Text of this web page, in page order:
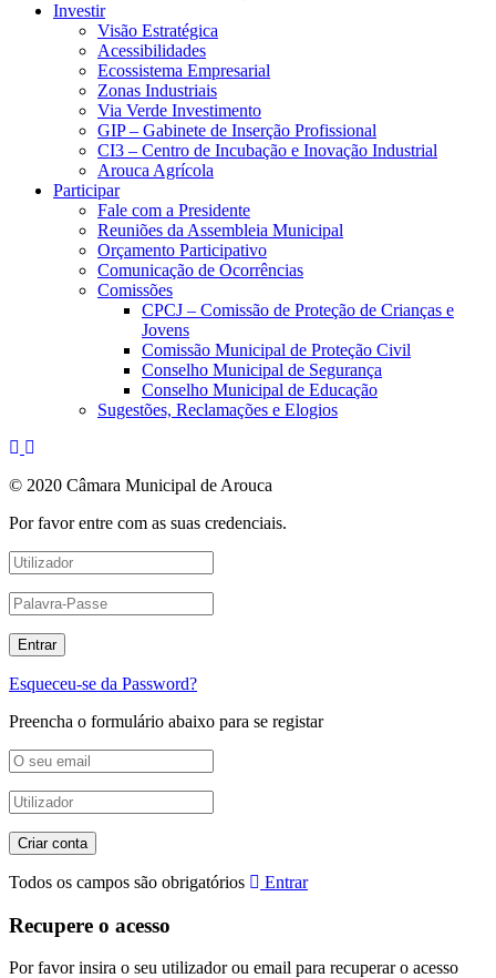
Investir
Visão Estratégica
Acessibilidades
Ecossistema Empresarial
Zonas Industriais
Via Verde Investimento
GIP – Gabinete de Inserção Profissional
CI3 – Centro de Incubação e Inovação Industrial
Arouca Agrícola
Participar
Fale com a Presidente
Reuniões da Assembleia Municipal
Orçamento Participativo
Comunicação de Ocorrências
Comissões
CPCJ – Comissão de Proteção de Crianças e
Jovens
Comissão Municipal de Proteção Civil
Conselho Municipal de Segurança
Conselho Municipal de Educação
Sugestões, Reclamações e Elogios
© 2020 Câmara Municipal de Arouca
Por favor entre com as suas credenciais.
Esqueceu-se da Password?
Preencha o formulário abaixo para se registar
Todos os campos são obrigatórios Entrar
Recupere o acesso
Por favor insira o seu utilizador ou email para recuperar o acesso